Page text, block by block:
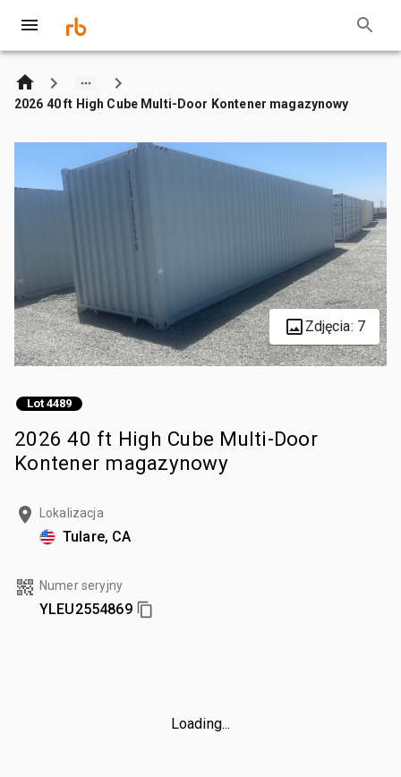
2026 40 ft High Cube Multi-Door Kontener magazynowy
Zdjęcia: 7
Lot 4489
2026 40 ft High Cube Multi-Door
Kontener magazynowy
Lokalizacja
Tulare, CA
Numer seryjny
YLEU2554869
Loading...